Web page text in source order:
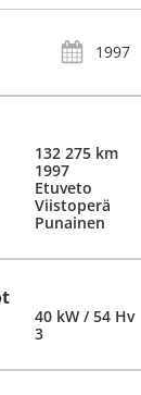
1997
132 275 km
1997
Etuveto
Viistoperä
Punainen
40 kW / 54 Hv
3